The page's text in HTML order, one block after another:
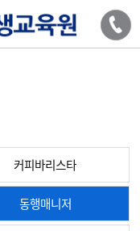
커피바리스타
동행매니저